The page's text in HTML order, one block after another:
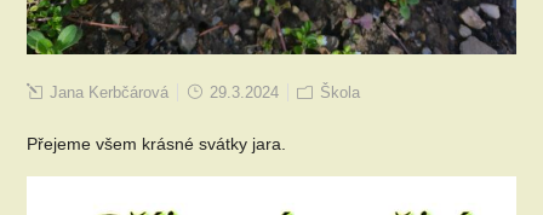
Jana Kerbčárová 29.3.2024 Škola
Přejeme všem krásné svátky jara.